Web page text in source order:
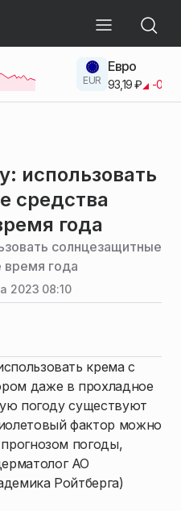
EUR
Евро
93,19 ₽ -0.42
использовать
средства
года
солнцезащитные
года
2023 08:10
крема с
даже в прохладное
погоду существуют
фактор можно
погоды,
АО
Ройтберга)